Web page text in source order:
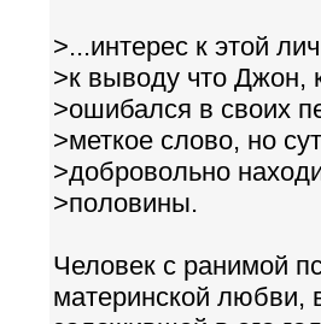
>...интерес к этой
>к выводу что Джон,
>ошибался в своих
>меткое слово, но
>добровольно
>половины.
Человек с ранимой
материнской любви,